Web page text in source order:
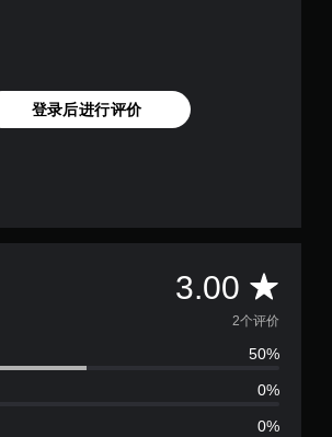
登录后进行评价
3.00 平
均
评
价
2个评价
50%
0%
0%